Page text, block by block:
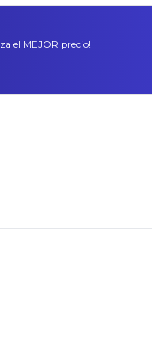
el MEJOR precio!